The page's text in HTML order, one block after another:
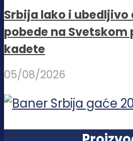
Srbija lako i ubedljivo
pobede na Svetskom
kadete
05/08/2026